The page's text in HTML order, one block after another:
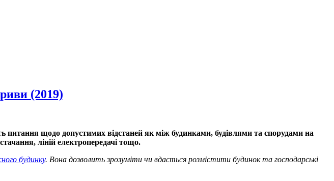
(2019)
питання щодо допустимих відстаней як між будинками, будівлями та спорудами на
ліній електропередачі тощо.
будинку. Вона дозволить зрозуміти чи вдасться розмістити будинок та господарські